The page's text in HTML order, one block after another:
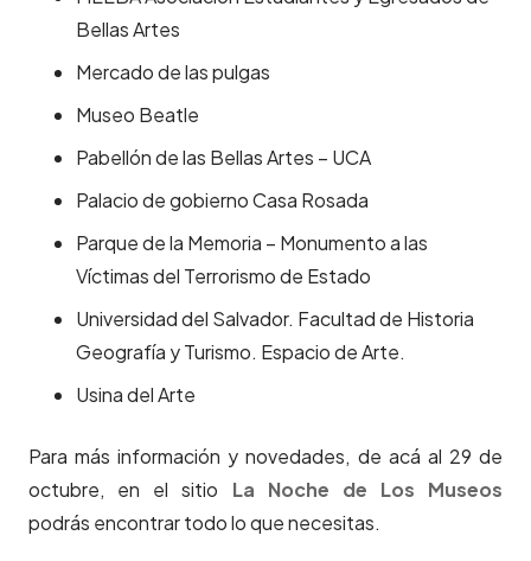
Bellas Artes
Mercado de las pulgas
Museo Beatle
Pabellón de las Bellas Artes – UCA
Palacio de gobierno Casa Rosada
Parque de la Memoria – Monumento a las
Víctimas del Terrorismo de Estado
Universidad del Salvador. Facultad de Historia
Geografía y Turismo. Espacio de Arte.
Usina del Arte
Para más información y novedades, de acá al 29 de
octubre, en el sitio La Noche de Los Museos
podrás encontrar todo lo que necesitas.